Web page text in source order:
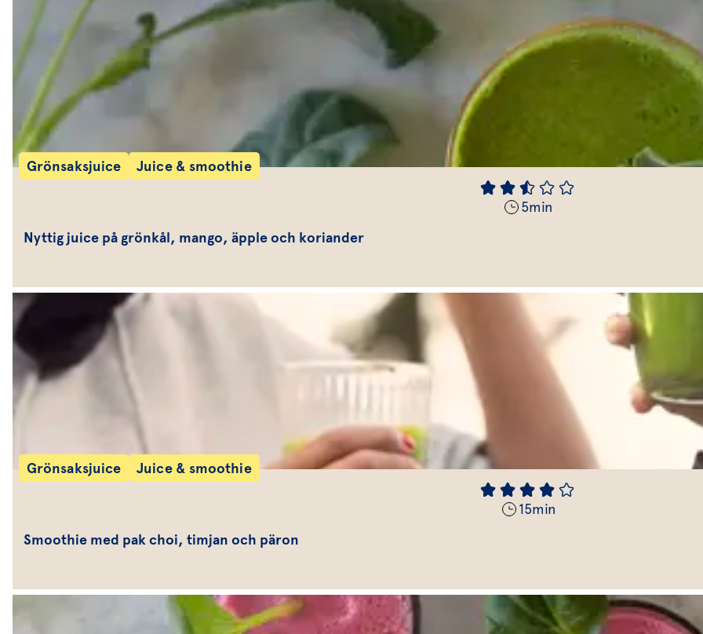
Grönsaksjuice Juice & smoothie
5min
Nyttig juice på grönkål, mango, äpple och koriander
Grönsaksjuice Juice & smoothie
15min
Smoothie med pak choi, timjan och päron